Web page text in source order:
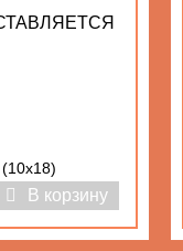
В корзину